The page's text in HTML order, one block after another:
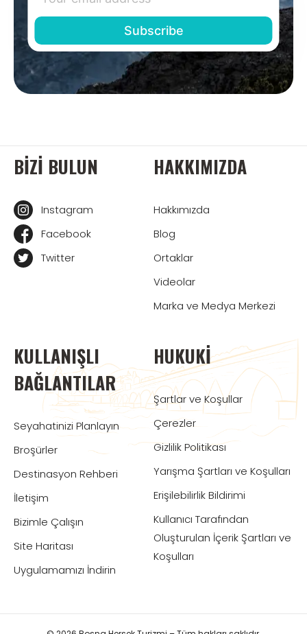
BIZI BULUN
Instagram
Facebook
Twitter
HAKKIMIZDA
Hakkımızda
Blog
Ortaklar
Videolar
Marka ve Medya Merkezi
KULLANIŞLI
BAĞLANTILAR
Seyahatinizi Planlayın
Broşürler
Destinasyon Rehberi
İletişim
Bizimle Çalışın
Site Haritası
Uygulamamızı İndirin
HUKUKI
Şartlar ve Koşullar
Çerezler
Gizlilik Politikası
Yarışma Şartları ve Koşulları
Erişilebilirlik Bildirimi
Kullanıcı Tarafından
Oluşturulan İçerik Şartları ve
Koşulları